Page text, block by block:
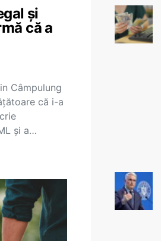
și
că a
Câmpulung
că i-a
și a…